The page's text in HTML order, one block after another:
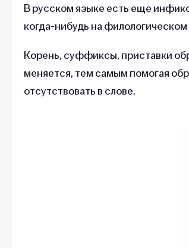
В русском языке есть еще
когда-нибудь на
Корень, суффиксы, приставки
меняется, тем самым помогая
отсутствовать в слове.